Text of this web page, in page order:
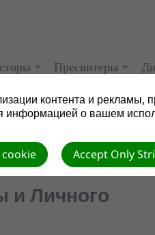
Пресвитеры
и Личного
контента и рекламы,
о вашем
Accept Only